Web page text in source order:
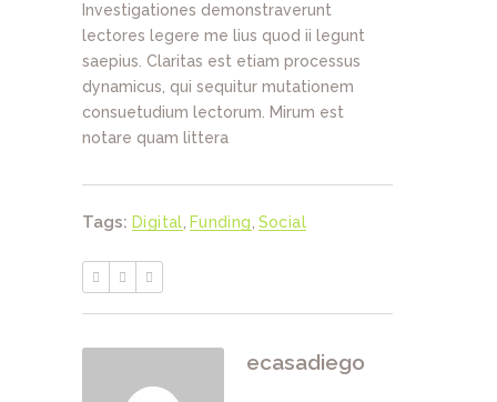
Investigationes demonstraverunt
lectores legere me lius quod ii legunt
saepius. Claritas est etiam processus
dynamicus, qui sequitur mutationem
consuetudium lectorum. Mirum est
notare quam littera
Tags: Digital Funding Social
ecasadiego